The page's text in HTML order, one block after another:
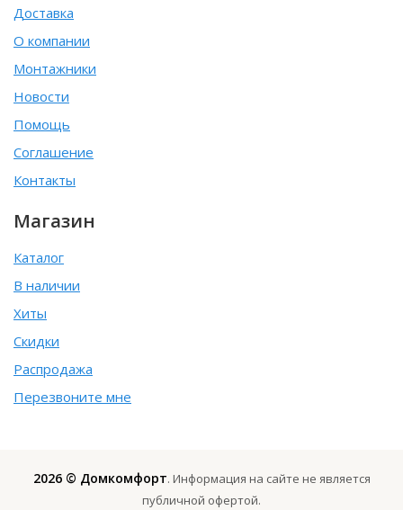
Доставка
О компании
Монтажники
Новости
Помощь
Соглашение
Контакты
Магазин
Каталог
В наличии
Хиты
Скидки
Распродажа
Перезвоните мне
2026 © Домкомфорт. Информация на сайте не является
публичной офертой.